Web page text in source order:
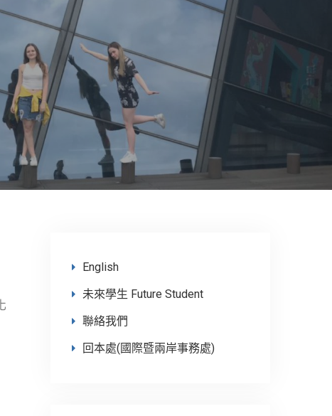
English
未來學生 Future Student
聯絡我們
回本處(國際暨兩岸事務處)